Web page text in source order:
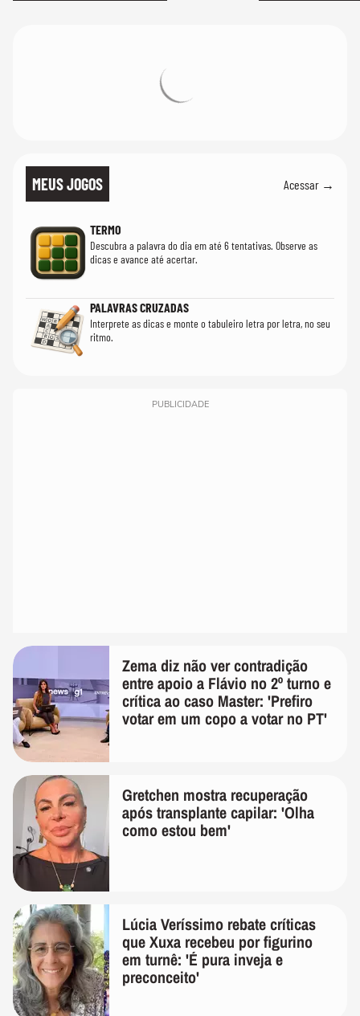
MEUS JOGOS Acessar →
TERMO
Descubra a palavra do dia em até 6 tentativas. Observe as
dicas e avance até acertar.
PALAVRAS CRUZADAS
Interprete as dicas e monte o tabuleiro letra por letra, no seu
ritmo.
PUBLICIDADE
Zema diz não ver contradição
entre apoio a Flávio no 2º turno e
crítica ao caso Master: 'Prefiro
votar em um copo a votar no PT'
Gretchen mostra recuperação
após transplante capilar: 'Olha
como estou bem'
Lúcia Veríssimo rebate críticas
que Xuxa recebeu por figurino
em turnê: 'É pura inveja e
preconceito'